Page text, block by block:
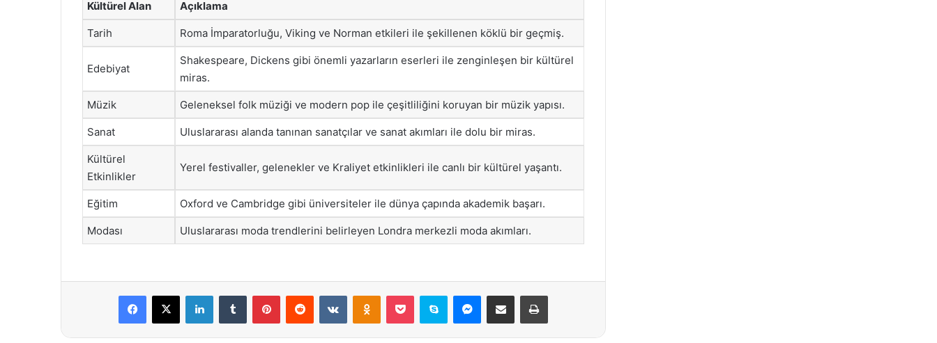
Kültürel Alan Açıklama
Tarih Roma İmparatorluğu, Viking ve Norman etkileri ile şekillenen köklü bir geçmiş.
Edebiyat
Shakespeare, Dickens gibi önemli yazarların eserleri ile zenginleşen bir kültürel
miras.
Müzik Geleneksel folk müziği ve modern pop ile çeşitliliğini koruyan bir müzik yapısı.
Sanat Uluslararası alanda tanınan sanatçılar ve sanat akımları ile dolu bir miras.
Kültürel
Etkinlikler
Yerel festivaller, gelenekler ve Kraliyet etkinlikleri ile canlı bir kültürel yaşantı.
Eğitim Oxford ve Cambridge gibi üniversiteler ile dünya çapında akademik başarı.
Modası Uluslararası moda trendlerini belirleyen Londra merkezli moda akımları.
Facebook
X LinkedInTumblr PinterestReddit VKontakteOdnoklassniki
Pocket Skype Messenger
E-Posta ile paylaş Yazdır